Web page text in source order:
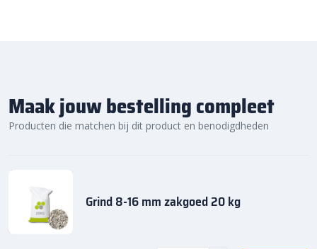
Maak jouw bestelling compleet
Producten die matchen bij dit product en benodigdheden
Grind 8-16 mm zakgoed 20 kg